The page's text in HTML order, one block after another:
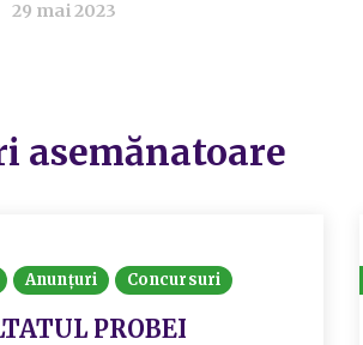
29 mai 2023
asemănatoare
Anunțuri Concursuri
PROBEI